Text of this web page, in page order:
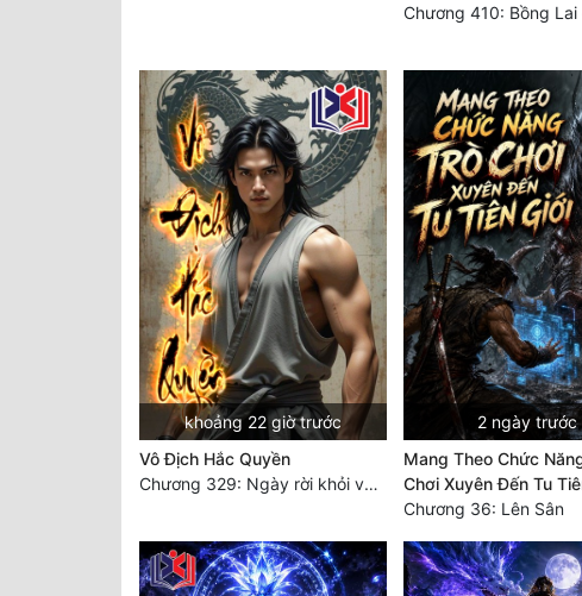
khoảng 22 giờ trước
Vô Địch Hắc Quyền
Chương 329: Ngày rời khỏi võ lâm (18)
2 ngày trước
Mang Theo Chức
Chơi Xuyên Đến Tu
Chương 36: Lên Sân